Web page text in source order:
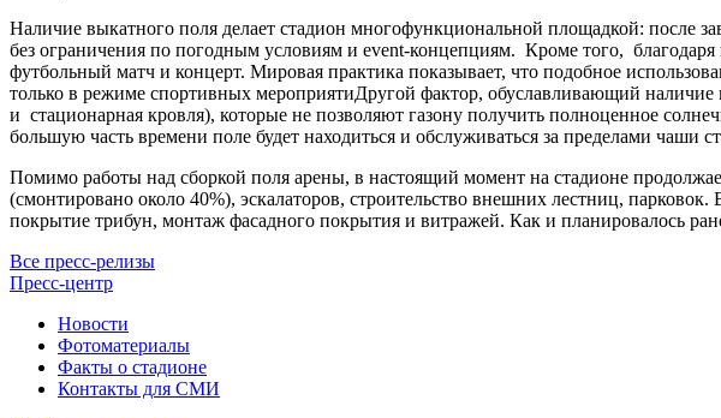
Наличие выкатного поля делает стадион многофункциональной площадкой: после
без ограничения по погодным условиям и event-концепциям. Кроме того,
футбольный матч и концерт. Мировая практика показывает, что подобное
только в режиме спортивных мероприятиДругой фактор, обуславливающий
и стационарная кровля), которые не позволяют газону получить полноценное
большую часть времени поле будет находиться и обслуживаться за пределами чаши
Помимо работы над сборкой поля арены, в настоящий момент на стадионе
(смонтировано около 40%), эскалаторов, строительство внешних лестниц,
покрытие трибун, монтаж фасадного покрытия и витражей. Как и планировалось
Все пресс-релизы
Пресс-центр
Новости
Фотоматериалы
Факты о стадионе
Контакты для СМИ